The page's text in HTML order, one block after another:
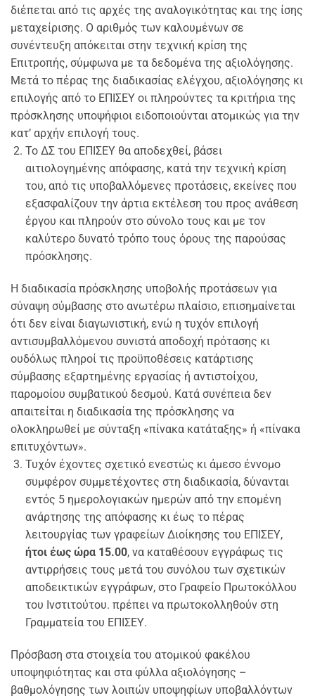
διέπεται από τις αρχές της αναλογικότητας και της ίσης
μεταχείρισης. Ο αριθμός των καλουμένων σε
συνέντευξη απόκειται στην τεχνική κρίση της
Επιτροπής, σύμφωνα με τα δεδομένα της αξιολόγησης.
Μετά το πέρας της διαδικασίας ελέγχου, αξιολόγησης κι
επιλογής από το ΕΠΙΣΕΥ οι πληρούντες τα κριτήρια της
πρόσκλησης υποψήφιοι ειδοποιούνται ατομικώς για την
κατ’ αρχήν επιλογή τους.
Το ΔΣ του ΕΠΙΣΕΥ θα αποδεχθεί, βάσει
αιτιολογημένης απόφασης, κατά την τεχνική κρίση
του, από τις υποβαλλόμενες προτάσεις, εκείνες που
εξασφαλίζουν την άρτια εκτέλεση του προς ανάθεση
έργου και πληρούν στο σύνολο τους και με τον
καλύτερο δυνατό τρόπο τους όρους της παρούσας
πρόσκλησης.
Η διαδικασία πρόσκλησης υποβολής προτάσεων για
σύναψη σύμβασης στο ανωτέρω πλαίσιο, επισημαίνεται
ότι δεν είναι διαγωνιστική, ενώ η τυχόν επιλογή
αντισυμβαλλόμενου συνιστά αποδοχή πρότασης κι
ουδόλως πληροί τις προϋποθέσεις κατάρτισης
σύμβασης εξαρτημένης εργασίας ή αντιστοίχου,
παρομοίου συμβατικού δεσμού. Κατά συνέπεια δεν
απαιτείται η διαδικασία της πρόσκλησης να
ολοκληρωθεί με σύνταξη «πίνακα κατάταξης» ή «πίνακα
επιτυχόντων».
Τυχόν έχοντες σχετικό ενεστώς κι άμεσο έννομο
συμφέρον συμμετέχοντες στη διαδικασία, δύνανται
εντός 5 ημερολογιακών ημερών από την επομένη
ανάρτησης της απόφασης κι έως το πέρας
λειτουργίας των γραφείων Διοίκησης του ΕΠΙΣΕΥ,
ήτοι έως ώρα 15.00, να καταθέσουν εγγράφως τις
αντιρρήσεις τους μετά του συνόλου των σχετικών
αποδεικτικών εγγράφων, στο Γραφείο Πρωτοκόλλου
του Ινστιτούτου. πρέπει να πρωτοκολληθούν στη
Γραμματεία του ΕΠΙΣΕΥ.
Πρόσβαση στα στοιχεία του ατομικού φακέλου
υποψηφιότητας και στα φύλλα αξιολόγησης –
βαθμολόγησης των λοιπών υποψηφίων υποβαλλόντων